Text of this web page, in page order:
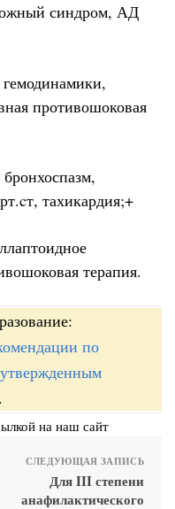
синдром, АД
противошоковая
тахикардия;+
терапия.
по
.
на наш сайт
СЛЕДУЮЩАЯ ЗАПИСЬ
Для III степени
анафилактического